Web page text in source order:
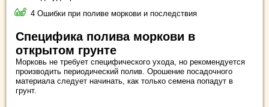
4 Ошибки при поливе моркови и последствия
Специфика полива моркови в
открытом грунте
Морковь не требует специфического ухода, но рекомендуется
производить периодический полив. Орошение посадочного
материала следует начинать, как только семена попадут в
грунт.